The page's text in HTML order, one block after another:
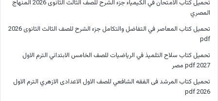
تحميل كتاب الامتحان في الكيمياء جزء الشرح للصف الثالث الثانوى 2026 المنهاج
المصري
تحميل كتاب المعاصر في التفاضل والتكامل جزء الشرح للصف الثالث الثانوى 2026
pdf
تحميل كتاب سلاح التلميذ في الرياضيات للصف الخامس الابتدائي الترم الاول
2027 pdf مصر
تحميل كتاب المرشد فى الفقه الشافعي للصف الاول الاعدادى الازهري الترم الاول
2026 pdf